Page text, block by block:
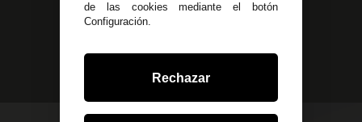
info@steielectronica.com
Avenida Plaza de Toros,
Local 3 Écija (Sevilla)
de las cookies mediante el botón
Configuración.
Rechazar